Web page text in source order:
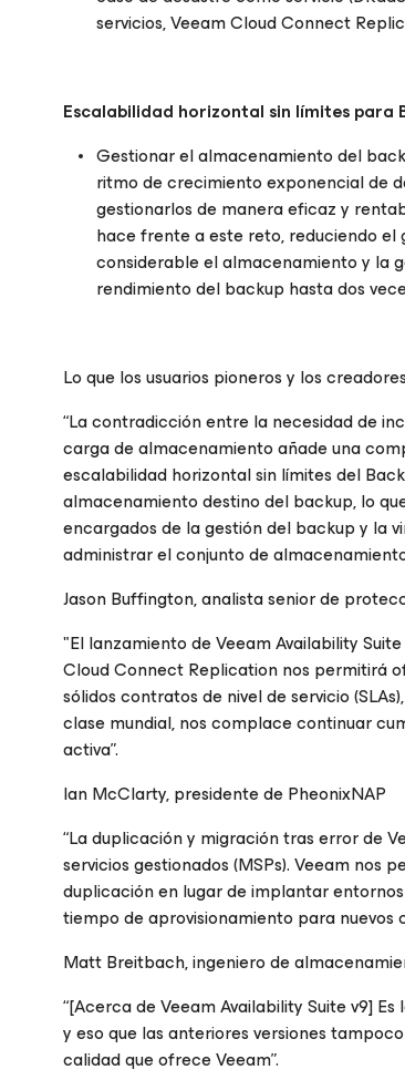
servicios, Veeam Cloud Connect
Escalabilidad horizontal sin límites para
Gestionar el almacenamiento del
ritmo de crecimiento exponencial de
gestionarlos de manera eficaz y
hace frente a este reto, reduciendo
considerable el almacenamiento y la
rendimiento del backup hasta dos
Lo que los usuarios pioneros y los
“La contradicción entre la necesidad de
carga de almacenamiento añade una
escalabilidad horizontal sin límites del
almacenamiento destino del backup, lo
encargados de la gestión del backup y la
administrar el conjunto de
Jason Buffington, analista senior de
"El lanzamiento de Veeam Availability
Cloud Connect Replication nos permitirá
sólidos contratos de nivel de servicio
clase mundial, nos complace continuar
activa”.
Ian McClarty, presidente de PheonixNAP
“La duplicación y migración tras error de
servicios gestionados (MSPs). Veeam
duplicación en lugar de implantar
tiempo de aprovisionamiento para nuevos
Matt Breitbach, ingeniero de
“[Acerca de Veeam Availability Suite v9] Es
y eso que las anteriores versiones
calidad que ofrece Veeam”.